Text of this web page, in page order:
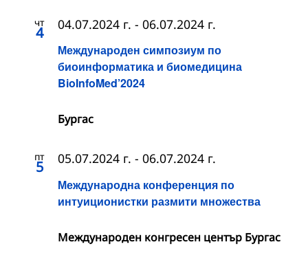
чт
4
Международен симпозиум по
биоинформатика и биомедицина
BioInfoMed’2024
04.07.2024 г. - 06.07.2024 г.
Бургас
пт
5
Международна конференция по
интуиционистки размити множества
05.07.2024 г. - 06.07.2024 г.
Международен конгресен център Бургас